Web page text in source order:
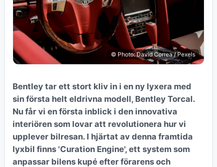
© Photo: David Correa / Pexels
Bentley tar ett stort kliv in i en ny lyxera med
sin första helt eldrivna modell, Bentley Torcal.
Nu får vi en första inblick i den innovativa
interiören som lovar att revolutionera hur vi
upplever bilresan. I hjärtat av denna framtida
lyxbil finns 'Curation Engine', ett system som
anpassar bilens kupé efter förarens och